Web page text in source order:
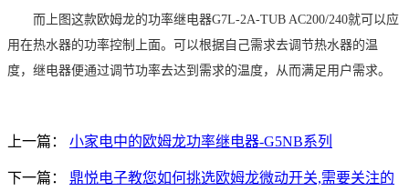
而上图这款欧姆龙的功率继电器G7L-2A-TUB AC200/240就可以应
用在热水器的功率控制上面。可以根据自己需求去调节热水器的温
度，继电器便通过调节功率去达到需求的温度，从而满足用户需求。
上一篇： 小家电中的欧姆龙功率继电器-G5NB系列
下一篇：
鼎悦电子教您如何挑选欧姆龙微动开关,需要关注的